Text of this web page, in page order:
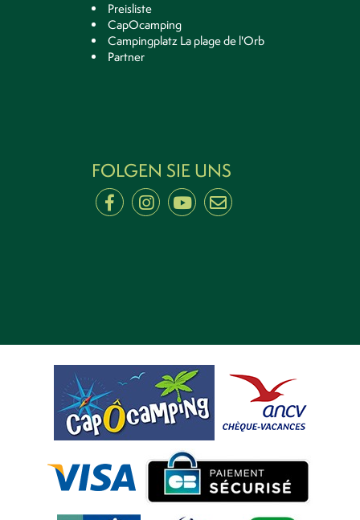
Preisliste
CapOcamping
Campingplatz La plage de l'Orb
Partner
FOLGEN SIE UNS